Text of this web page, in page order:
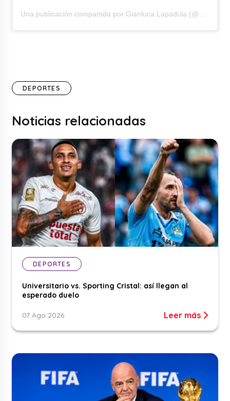
DEPORTES
Noticias relacionadas
DEPORTES
Universitario vs. Sporting Cristal: así llegan al
esperado duelo
07 Ago 2026 Leer más